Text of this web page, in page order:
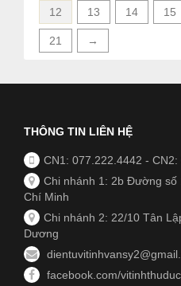
12 13 14 15
21 →
THÔNG TIN LIÊN HỆ
CN1: 077.222.4442 - CN2:
Chi nhánh 1: 2b Đường
Chí Minh
Chi nhánh 2: 22/10 Tân
Dương
facebook.com/